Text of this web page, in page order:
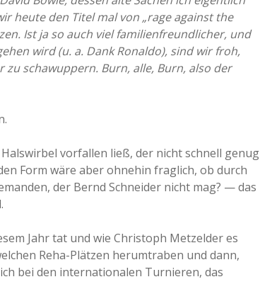
heute den Titel mal von „rage against the
Ist ja so auch viel familienfreundlicher, und
wird (u. a. Dank Ronaldo), sind wir froh,
schawuppern. Burn, alle, Burn, also der
vorfallen ließ, der nicht schnell genug
Form wäre aber ohnehin fraglich, ob durch
der Bernd Schneider nicht mag? — das
Jahr tat und wie Christoph Metzelder es
Reha-Plätzen herumtraben und dann,
bei den internationalen Turnieren, das